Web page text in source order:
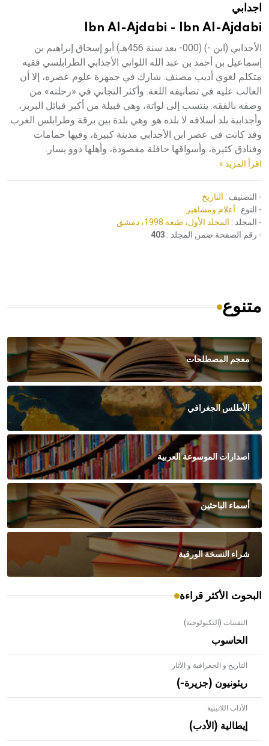
اجدابي
Ibn Al-Ajdabi - Ibn Al-Ajdabi
الأجدابي (ابن -) (000- بعد سنة 456هـ) أبو إسحاق إبراهيم بن
إسماعيل بن أحمد بن عبد الله اللواتي الأجدابي الطرابلسي فقيه
متكلم لغوي أديب مصنف. شارك في جمهرة علوم عصره، إلا أن
الغالب عليه في تصانيفه اللغة. وأكثر التجاني في «رحلته» من
وصفه بالفقه. ينتسب إلى لواتة، وهي قبيلة من أكبر قبائل البربر،
وأجدابية بلد أسلافه لا بلده هو. وهي بلدة بين برقة وطرابلس الغرب.
وقد كانت في عصر ابن الأجدابي مدينة كبيرة، وفيها حمامات
وفنادق كثيرة، وأسواقها حافلة مقصودة، وأهلها ذوو يسار.
اقرأ المزيد »
- التصنيف : التاريخ
- النوع : أعلام ومشاهير
- المجلد : المجلد الأول، طبعة 1998، دمشق
- رقم الصفحة ضمن المجلد : 403
متنوع
معجم المصطلحات
الأطلس الجغرافي
اصدارات الموسوعة العربية
أسماء الباحثين
شراء النسخة الورقية
البحوث الأكثر قراءة
التقنيات (التكنولوجية)
الحاسوب
التاريخ و الجغرافية و الآثار
ريئونيون (جزيرة-)
الآداب اللاتينية
إيطالية (الأدب)